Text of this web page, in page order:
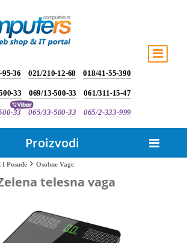
95-36 021/210-12-68 018/41-55-390
33 069/13-500-33 061/311-15-47
33 065/33-500-33 065/2-333-999
Proizvodi
Posuđe Osobne Vage
telesna vaga